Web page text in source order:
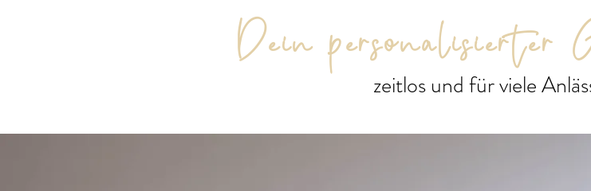
Dein personalisierter
zeitlos und für viele